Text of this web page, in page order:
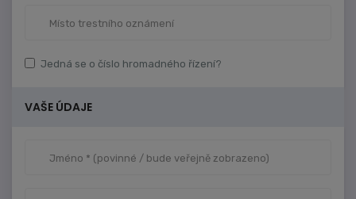
Jedná se o číslo hromadného řízení?
VAŠE ÚDAJE